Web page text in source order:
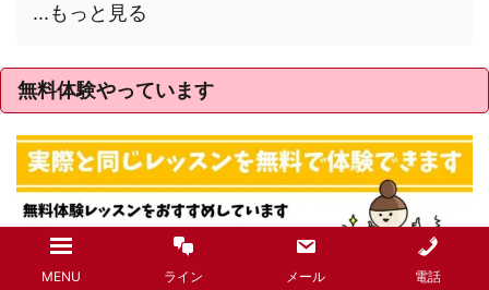
...もっと見る
無料体験やっています
MENU ライン メール 電話